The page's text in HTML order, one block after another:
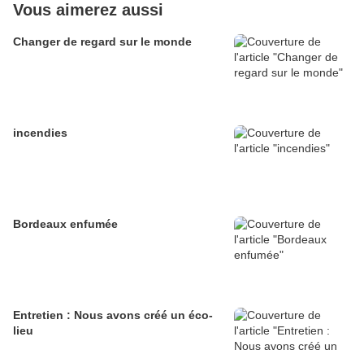
Vous aimerez aussi
Changer de regard sur le monde
incendies
Bordeaux enfumée
Entretien : Nous avons créé un éco-
lieu